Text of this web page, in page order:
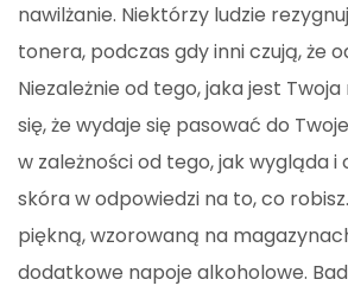
nawilżanie. Niektórzy ludzie
tonera, podczas gdy inni czują, że
Niezależnie od tego, jaka jest
się, że wydaje się pasować do
w zależności od tego, jak wygląda i
skóra w odpowiedzi na to, co
piękną, wzorowaną na
dodatkowe napoje alkoholowe.